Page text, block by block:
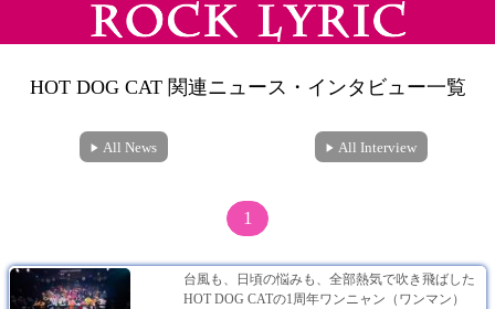
HOT DOG CAT 関連ニュース・インタビュー一覧
All News All Interview
1
台風も、日頃の悩みも、全部熱気で吹き飛ばした
HOT DOG CATの1周年ワンニャン（ワンマン）